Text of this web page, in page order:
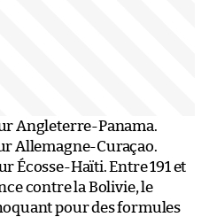
Angleterre-Panama.
Allemagne-Curaçao.
Écosse-Haïti. Entre 191 et
contre la Bolivie, le
pour des formules